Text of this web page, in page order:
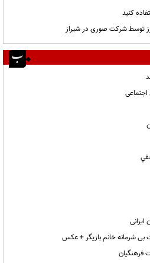
کنید
بی شرمانه خانم بازیگر + عکس